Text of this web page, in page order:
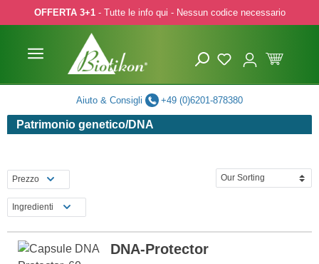
to main content
Skip to search
Skip to main navigation
OFFERTA 3+1- Tutte le info qui - Nessun codice necessario
Aiuto & Consigli +49 (0)6201-878380
Patrimonio genetico/DNA
Prezzo
Ingredienti
DNA-Protector